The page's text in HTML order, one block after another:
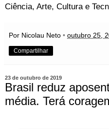
Ciência, Arte, Cultura e
Por Nicolau Neto • outubro 25,
Compartilhar
23 de outubro de 2019
Brasil reduz
média. Terá